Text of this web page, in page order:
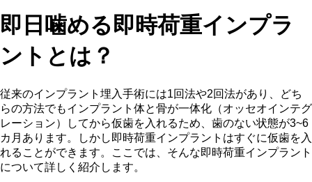
即日噛める即時荷重インプラ
ントとは？
従来のインプラント埋入手術には1回法や2回法があり、どち
らの方法でもインプラント体と骨が一体化（オッセオインテグ
レーション）してから仮歯を入れるため、歯のない状態が3~6
カ月あります。しかし即時荷重インプラントはすぐに仮歯を入
れることができます。ここでは、そんな即時荷重インプラント
について詳しく紹介します。